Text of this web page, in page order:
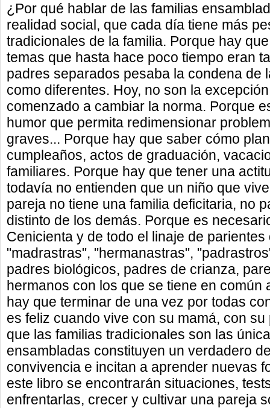
¿Por qué hablar de las familias
realidad social, que cada día tiene más
tradicionales de la familia. Porque hay
temas que hasta hace poco tiempo eran
padres separados pesaba la condena de
como diferentes. Hoy, no son la
comenzado a cambiar la norma. Porque
humor que permita redimensionar
graves... Porque hay que saber cómo
cumpleaños, actos de graduación,
familiares. Porque hay que tener una
todavía no entienden que un niño que
pareja no tiene una familia deficitaria, no
distinto de los demás. Porque es
Cenicienta y de todo el linaje de
"madrastras", "hermanastras",
padres biológicos, padres de crianza,
hermanos con los que se tiene en común
hay que terminar de una vez por todas
es feliz cuando vive con su mamá, con
que las familias tradicionales son las
ensambladas constituyen un verdadero
convivencia e incitan a aprender nuevas
este libro se encontrarán situaciones,
enfrentarlas, crecer y cultivar una pareja